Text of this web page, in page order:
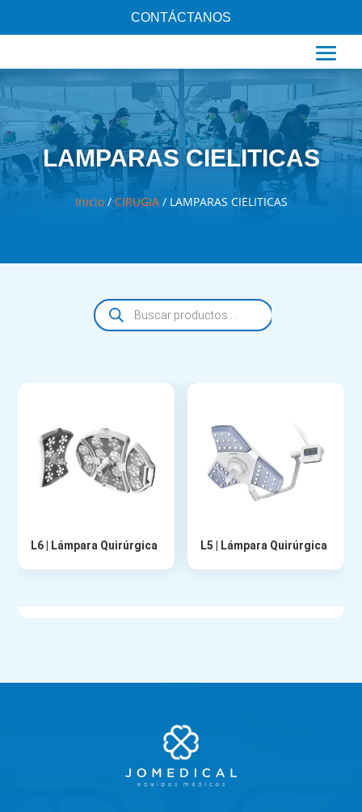
CONTÁCTANOS
LAMPARAS CIELITICAS
Inicio/ CIRUGIA/ LAMPARAS CIELITICAS
Búsqueda
de
productos
L6 | Lámpara Quirúrgica L5 | Lámpara Quirúrgica